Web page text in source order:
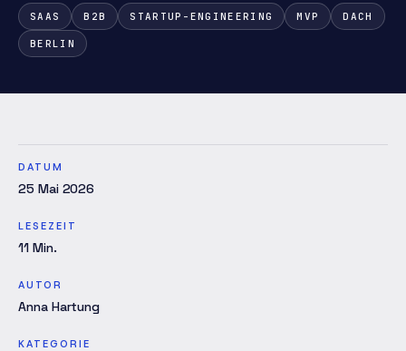
SAAS B2B STARTUP-ENGINEERING MVP DACH
BERLIN
DATUM
25 Mai 2026
LESEZEIT
11 Min.
AUTOR
Anna Hartung
KATEGORIE